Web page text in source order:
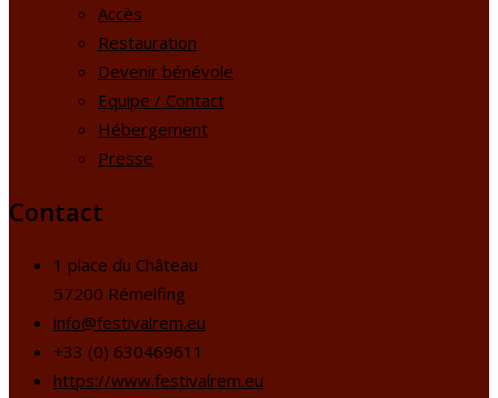
Accès
Restauration
Devenir bénévole
Equipe / Contact
Hébergement
Presse
Contact
1 place du Château
57200 Rémelfing
info@festivalrem.eu
+33 (0) 630469611
https://www.festivalrem.eu